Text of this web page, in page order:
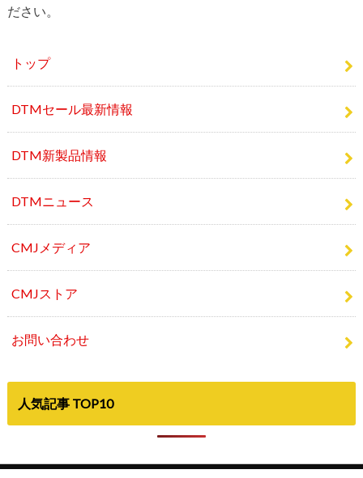
ださい。
トップ
DTMセール最新情報
DTM新製品情報
DTMニュース
CMJメディア
CMJストア
お問い合わせ
人気記事 TOP10